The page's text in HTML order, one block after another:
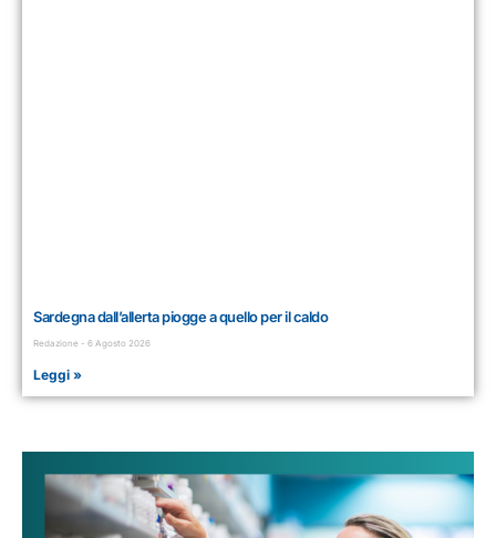
Sardegna dall’allerta piogge a quello per il caldo
Redazione 6 Agosto 2026
Leggi »